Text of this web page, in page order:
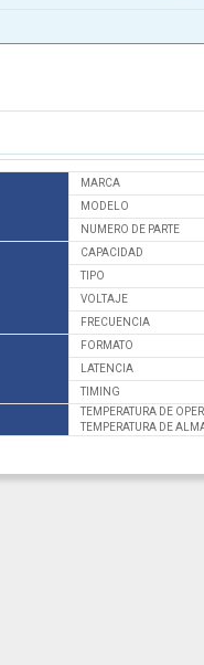
MARCA
MODELO
NUMERO DE PARTE
CAPACIDAD
TIPO
VOLTAJE
FRECUENCIA
FORMATO
LATENCIA
TIMING
TEMPERATURA DE
TEMPERATURA DE